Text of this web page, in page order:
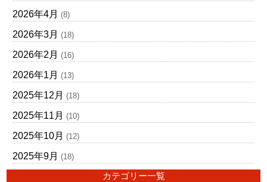
2026年4月 (8)
2026年3月 (18)
2026年2月 (16)
2026年1月 (13)
2025年12月 (18)
2025年11月 (10)
2025年10月 (12)
2025年9月 (18)
カテゴリー一覧